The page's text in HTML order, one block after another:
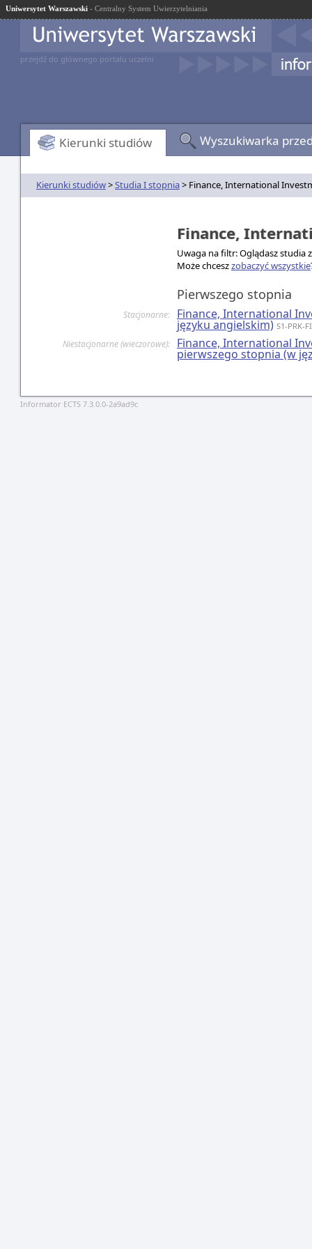
Uniwersytet Warszawski - Centralny System Uwierzytelniania
przejdź do głównego portalu uczelni
Kierunki studiów Wyszukiwarka
Kierunki studiów>Studia I stopnia> Finance, International
Finance,
Uwaga na filtr: Oglądasz studia
Może chceszzobaczyć wszystkie
Pierwszego stopnia
Stacjonarne: Finance, International
języku angielskim) S1-PRK-
Niestacjonarne (wieczorowe): Finance, International
pierwszego stopnia (w
Informator ECTS 7.3.0.0-2a9ad9c